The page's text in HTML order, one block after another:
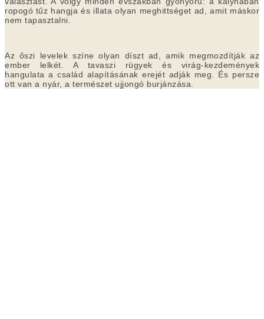
ropogó tűz hangja és illata olyan meghittséget ad, amit máskor
nem tapasztalni.
Az őszi levelek színe olyan díszt ad, amik megmozdítják az
ember lelkét. A tavaszi rügyek és virág-kezdemények
hangulata a család alapításának erejét adják meg. És persze
ott van a nyár, a természet ujjongó burjánzása.